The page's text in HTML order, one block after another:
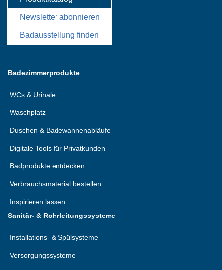
Newsletter abonnieren
Badausstellung finden
Badezimmerprodukte
WCs & Urinale
Waschplatz
Duschen & Badewannenabläufe
Digitale Tools für Privatkunden
Badprodukte entdecken
Verbrauchsmaterial bestellen
Inspirieren lassen
Sanitär- & Rohrleitungssysteme
Installations- & Spülsysteme
Versorgungssysteme